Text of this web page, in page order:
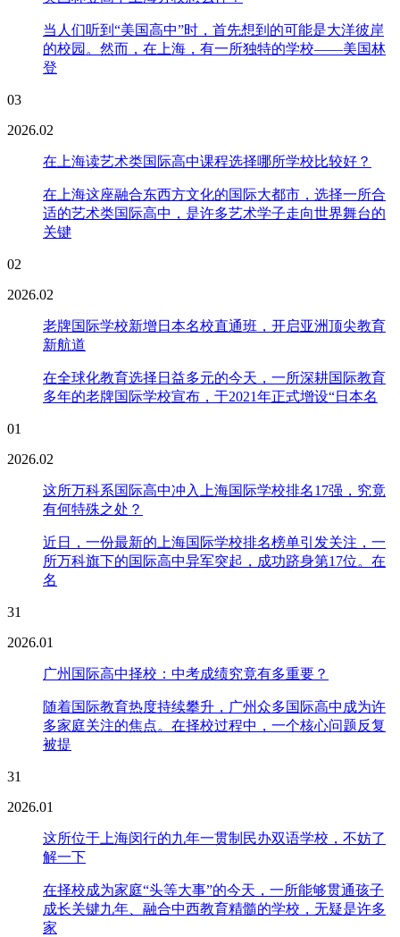
当人们听到“美国高中”时，首先想到的可能是大洋彼岸
的校园。然而，在上海，有一所独特的学校——美国林
登
03
2026.02
在上海读艺术类国际高中课程选择哪所学校比较好？
在上海这座融合东西方文化的国际大都市，选择一所合
适的艺术类国际高中，是许多艺术学子走向世界舞台的
关键
02
2026.02
老牌国际学校新增日本名校直通班，开启亚洲顶尖教育
新航道
在全球化教育选择日益多元的今天，一所深耕国际教育
多年的老牌国际学校宣布，于2021年正式增设“日本名
01
2026.02
这所万科系国际高中冲入上海国际学校排名17强，究竟
有何特殊之处？
近日，一份最新的上海国际学校排名榜单引发关注，一
所万科旗下的国际高中异军突起，成功跻身第17位。在
名
31
2026.01
广州国际高中择校：中考成绩究竟有多重要？
随着国际教育热度持续攀升，广州众多国际高中成为许
多家庭关注的焦点。在择校过程中，一个核心问题反复
被提
31
2026.01
这所位于上海闵行的九年一贯制民办双语学校，不妨了
解一下
在择校成为家庭“头等大事”的今天，一所能够贯通孩子
成长关键九年、融合中西教育精髓的学校，无疑是许多
家